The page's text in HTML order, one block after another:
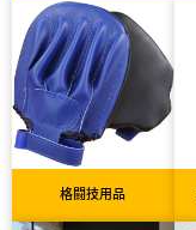
格闘技用品